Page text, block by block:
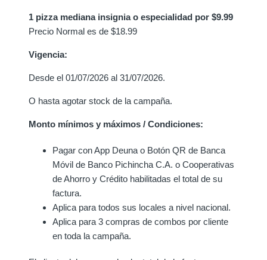
1 pizza mediana insignia o especialidad por $9.99
Precio Normal es de $18.99
Vigencia:
Desde el 01/07/2026 al 31/07/2026.
O hasta agotar stock de la campaña.
Monto mínimos y máximos / Condiciones:
Pagar con App Deuna o Botón QR de Banca
Móvil de Banco Pichincha C.A. o Cooperativas
de Ahorro y Crédito habilitadas el total de su
factura.
Aplica para todos sus locales a nivel nacional.
Aplica para 3 compras de combos por cliente
en toda la campaña.